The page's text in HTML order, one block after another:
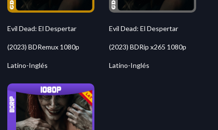
Evil Dead: El Despertar
(2023) BDRemux 1080p
Latino-Inglés
Evil Dead: El Despertar
(2023) BDRip x265 1080p
Latino-Inglés